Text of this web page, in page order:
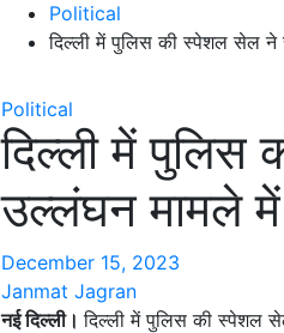
Political
दिल्ली में पुलिस की स्पेशल सेल ने
Political
दिल्ली में
उल्लंघन मामले में
December 15, 2023
Janmat Jagran
नई दिल्ली।दिल्ली में पुलिस की स्पेशल